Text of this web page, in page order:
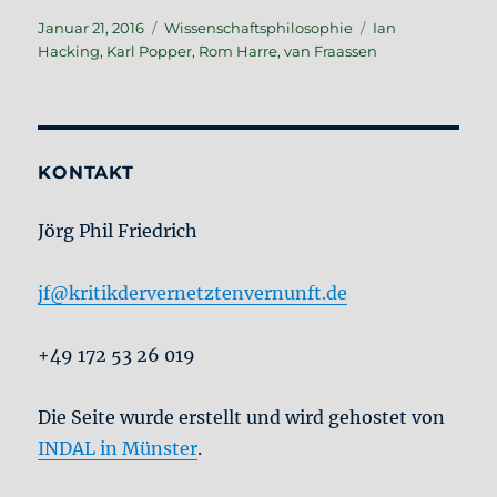
Veröffentlicht
am
Januar 21, 2016 Kategorien
Wissenschaftsphilosophie Schlagwörter
Ian
Hacking, Karl Popper, Rom Harre,van Fraassen
KONTAKT
Jörg Phil Friedrich
jf@kritikdervernetztenvernunft.de
+49 172 53 26 019
Die Seite wurde erstellt und wird gehostet von
INDAL in Münster.